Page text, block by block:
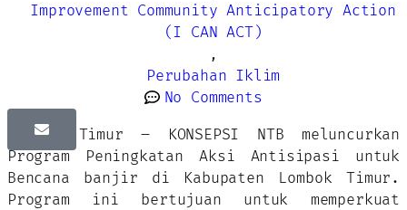
Improvement Community Anticipatory Action
(I CAN ACT)
,
Perubahan Iklim
No Comments
Lombok Timur – KONSEPSI NTB meluncurkan
Program Peningkatan Aksi Antisipasi untuk
Bencana banjir di Kabupaten Lombok Timur.
Program ini bertujuan untuk memperkuat